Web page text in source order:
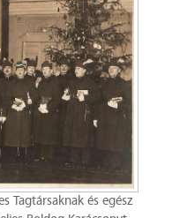
Tagtársaknak és egész